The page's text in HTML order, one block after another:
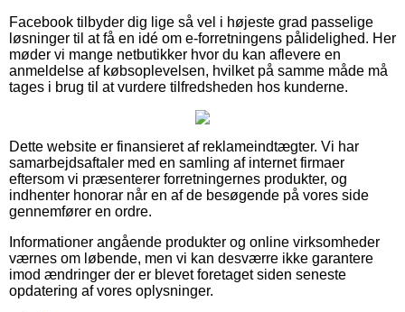
Facebook tilbyder dig lige så vel i højeste grad passelige
løsninger til at få en idé om e-forretningens pålidelighed. Her
møder vi mange netbutikker hvor du kan aflevere en
anmeldelse af købsoplevelsen, hvilket på samme måde må
tages i brug til at vurdere tilfredsheden hos kunderne.
Dette website er finansieret af reklameindtægter. Vi har
samarbejdsaftaler med en samling af internet firmaer
eftersom vi præsenterer forretningernes produkter, og
indhenter honorar når en af de besøgende på vores side
gennemfører en ordre.
Informationer angående produkter og online virksomheder
værnes om løbende, men vi kan desværre ikke garantere
imod ændringer der er blevet foretaget siden seneste
opdatering af vores oplysninger.